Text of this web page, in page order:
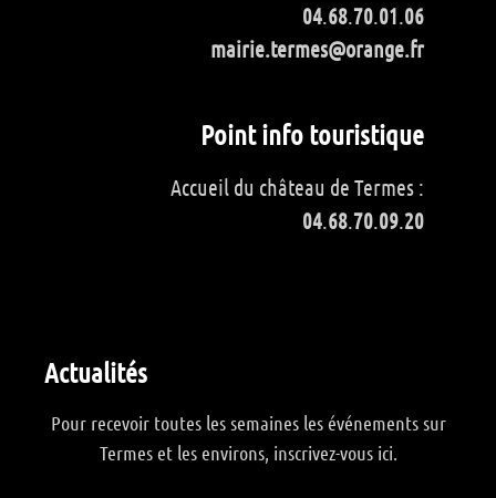
04 68 70 01 06
mairie.termes@orange.fr
Point info touristique
Accueil du château de Termes :
04 68 70 09 20
Actualités
Pour recevoir toutes les semaines les événements sur
Termes et les environs, inscrivez-vous ici.